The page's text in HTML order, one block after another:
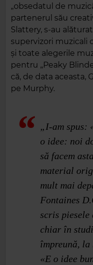
„obsedatul de
partenerul său
Slattery, s-au
supervizori muzicali
și toate alegerile
pentru „Peaky
că, de data aceasta,
pe Murphy.
„I-am spus:
o idee: noi
să facem
material
mult mai
Fontaines
scris piesele
chiar în
împreună,
«E o idee